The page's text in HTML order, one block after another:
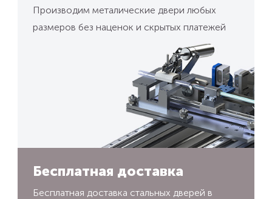
Производим металические двери любых
размеров без наценок и скрытых платежей
Бесплатная доставка
Бесплатная доставка стальных дверей в